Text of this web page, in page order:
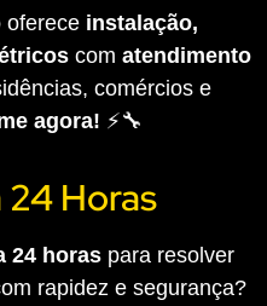
oferece instalação,
com atendimento
comércios e
agora! ⚡🔧
Horas
24 horaspara resolver
rapidez e segurança?